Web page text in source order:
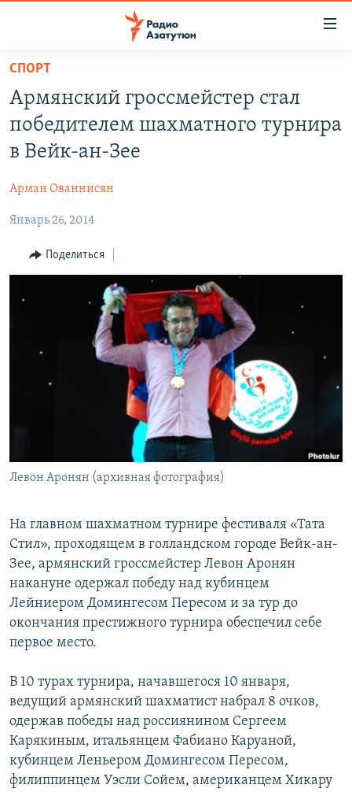
Перейти
основному
содержанию
Перейти
основной
навигации
Перейти
поиску
НОВОСТИ
ПОЛИТИКА
ЭКОНОМИКА
РЕГИОН
НАГОРНЫЙ КАРАБАХ
Հայերեն
Все сайты Радио Азатутюн
СПОРТ
Армянский гроссмейстер стал
победителем шахматного турнира
в Вейк-ан-Зее
Арман Ованнисян
Январь 26, 2014
Поделиться
Левон Аронян (архивная фотография)
На главном шахматном турнире фестиваля «Тата
Стил», проходящем в голландском городе Вейк-ан-
Зее, армянский гроссмейстер Левон Аронян
накануне одержал победу над кубинцем
Лейниером Домингесом Пересом и за тур до
окончания престижного турнира обеспечил себе
первое место.
В 10 турах турнира, начавшегося 10 января,
ведущий армянский шахматист набрал 8 очков,
одержав победы над россиянином Сергеем
Карякиным, итальянцем Фабиано Каруаной,
кубинцем Леньером Домингесом Пересом,
филиппинцем Уэсли Сойем, американцем Хикару